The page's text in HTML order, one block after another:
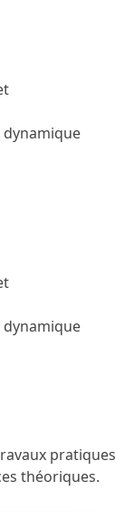
dynamique
dynamique
pratiques
théoriques.